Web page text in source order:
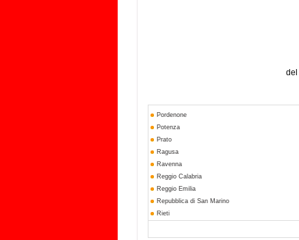
del
Pordenone
Potenza
Prato
Ragusa
Ravenna
Reggio Calabria
Reggio Emilia
Repubblica di San Marino
Rieti